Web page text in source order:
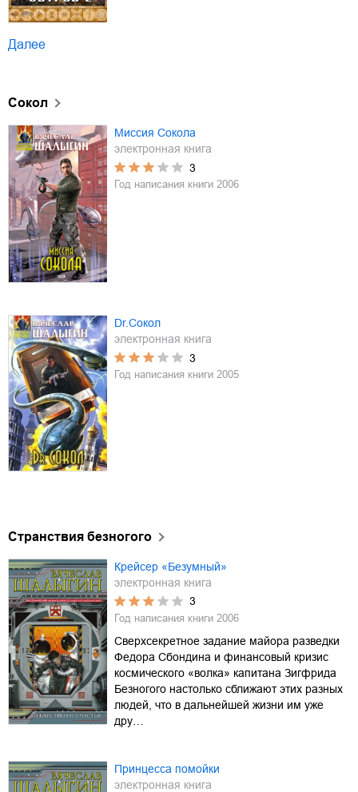
Далее
Сокол
Миссия Сокола
электронная книга
3
Год написания книги 2006
Dr.Сокол
электронная книга
3
Год написания книги 2005
Странствия безногого
Крейсер «Безумный»
электронная книга
3
Год написания книги 2006
Сверхсекретное задание майора разведки
Федора Сбондина и финансовый кризис
космического «волка» капитана Зигфрида
Безногого настолько сближают этих разных
людей, что в дальнейшей жизни им уже
дру…
Принцесса помойки
электронная книга